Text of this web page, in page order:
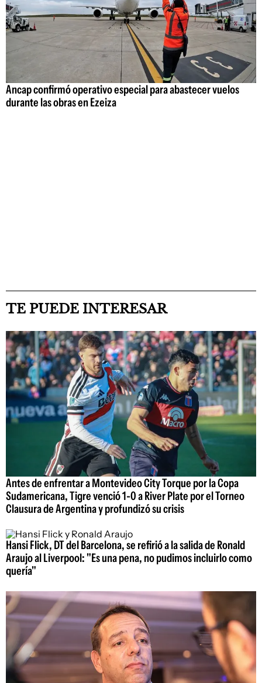
Ancap confirmó operativo especial para abastecer vuelos
durante las obras en Ezeiza
TE PUEDE INTERESAR
Antes de enfrentar a Montevideo City Torque por la Copa
Sudamericana, Tigre venció 1-0 a River Plate por el Torneo
Clausura de Argentina y profundizó su crisis
Hansi Flick, DT del Barcelona, se refirió a la salida de Ronald
Araujo al Liverpool: "Es una pena, no pudimos incluirlo como
quería"